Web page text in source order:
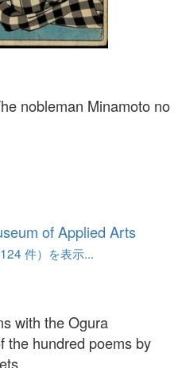
nobleman Minamoto no
of Applied Arts
件）を表示...
with the Ogura
the hundred poems by